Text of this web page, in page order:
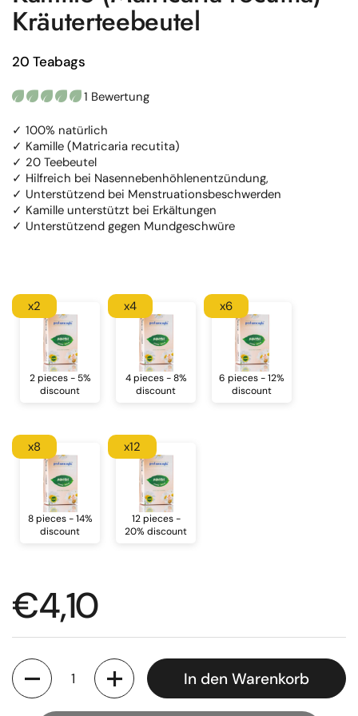
Kräuterteebeutel
20 Teabags
1 Bewertung
✓ 100% natürlich
✓ Kamille (Matricaria recutita)
✓ 20 Teebeutel
✓ Hilfreich bei Nasennebenhöhlenentzündung,
✓ Unterstützend bei Menstruationsbeschwerden
✓ Kamille unterstützt bei Erkältungen
✓ Unterstützend gegen Mundgeschwüre
2 pieces - 5%
discount
x2
4 pieces - 8%
discount
x4
6 pieces - 12%
discount
x6
8 pieces - 14%
discount
x8
12 pieces -
20% discount
x12
Regulärer Preis
€4,10
Anzahl
In den Warenkorb